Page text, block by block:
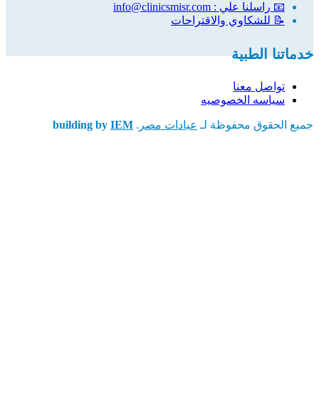
📧 راسلنا علي : info@clinicsmisr.com
📝 للشكاوي والاقتراحات
خدماتنا الطبية
تواصل معنا
سياسه الخصوصيه
جميع الحقوق محفوظة لـ عيادات مصر .
building by IEM